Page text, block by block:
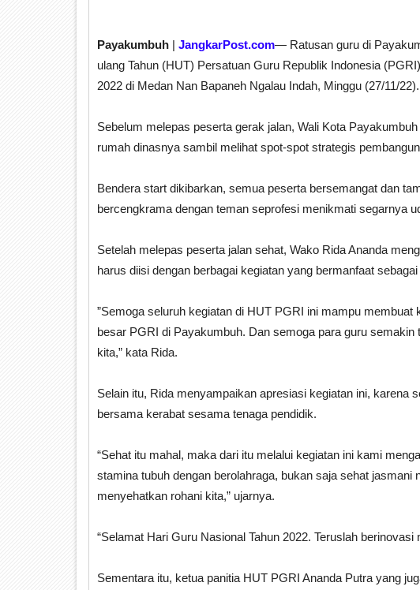
Payakumbuh | JangkarPost.com— Ratusan guru di
ulang Tahun (HUT) Persatuan Guru Republik Indonesia
2022 di Medan Nan Bapaneh Ngalau Indah, Minggu (27/11/22).
Sebelum melepas peserta gerak jalan, Wali Kota
rumah dinasnya sambil melihat spot-spot strategis
Bendera start dikibarkan, semua peserta bersemangat dan
bercengkrama dengan teman seprofesi menikmati segarnya
Setelah melepas peserta jalan sehat, Wako Rida Ananda
harus diisi dengan berbagai kegiatan yang bermanfaat
”Semoga seluruh kegiatan di HUT PGRI ini mampu
besar PGRI di Payakumbuh. Dan semoga para guru
kita,” kata Rida.
Selain itu, Rida menyampaikan apresiasi kegiatan ini, karena
bersama kerabat sesama tenaga pendidik.
“Sehat itu mahal, maka dari itu melalui kegiatan ini kami
stamina tubuh dengan berolahraga, bukan saja sehat jasmani
menyehatkan rohani kita,” ujarnya.
“Selamat Hari Guru Nasional Tahun 2022. Teruslah
Sementara itu, ketua panitia HUT PGRI Ananda Putra yang